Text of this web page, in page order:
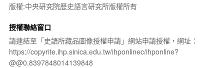
版權:中央研究院歷史語言研究所版權所有
授權聯絡窗口
請連結至「史語所藏品圖像授權申請」網站申請授權，網址：
https://copyrite.ihp.sinica.edu.tw/ihponlinec/ihponline?
@@0.8397848014139848